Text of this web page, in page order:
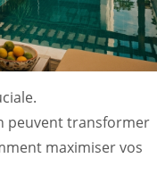
peuvent transformer
maximiser vos